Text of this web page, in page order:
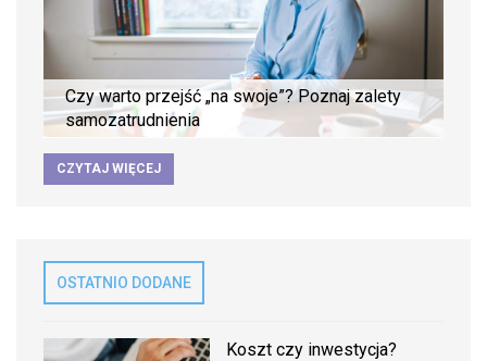
Czy warto przejść „na swoje”? Poznaj zalety
samozatrudnienia
CZYTAJ WIĘCEJ
OSTATNIO DODANE
Koszt czy inwestycja?